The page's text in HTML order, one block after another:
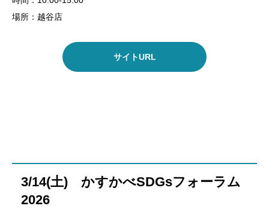
場所：越谷店
サイトURL
3/14(土) かすかべSDGsフォーラム
2026